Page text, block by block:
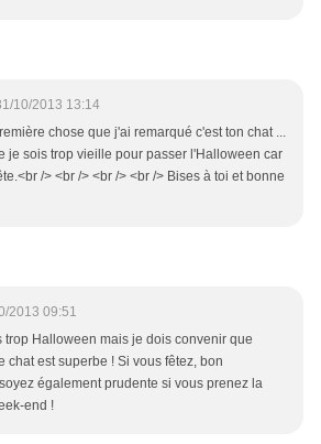
10/2013 13:14
chose que j'ai remarqué c'est ton chat ...
je sois trop vieille pour passer l'Halloween car
/> <br /> <br /> <br /> Bises à toi et bonne
2013 09:51
trop Halloween mais je dois convenir que
chat est superbe ! Si vous fêtez, bon
également prudente si vous prenez la
end !